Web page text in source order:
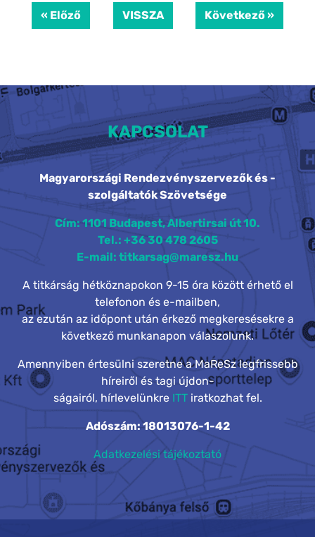
« Előző VISSZA Következő »
KAPCSOLAT
Magyarországi Rendezvényszervezők és -
szolgáltatók Szövetsége
Cím: 1101 Budapest, Albertirsai út 10.
Tel.: +36 30 478 2605
E-mail: titkarsag@maresz.hu
A titkárság hétköznapokon 9-15 óra között érhető el
telefonon és e-mailben,
az ezután az időpont után érkező megkeresésekre a
következő munkanapon válaszolunk.
Amennyiben értesülni szeretne a MaReSz legfrissebb
híreiről és tagi újdon-
ságairól, hírlevelünkre ITTiratkozhat fel.
Adószám: 18013076-1-42
Adatkezelési tájékoztató